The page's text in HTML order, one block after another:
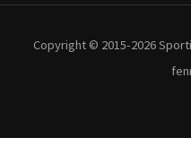
Copyright © 2015-2026